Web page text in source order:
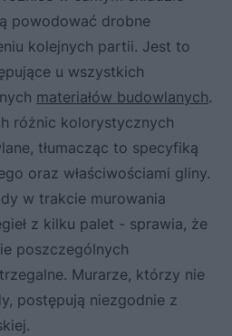
powodować drobne
kolejnych partii. Jest to
u wszystkich
materiałów budowlanych.
różnic kolorystycznych
tłumacząc to specyfiką
oraz właściwościami gliny.
w trakcie murowania
z kilku palet - sprawia, że
poszczególnych
Murarze, którzy nie
postępują niezgodnie z